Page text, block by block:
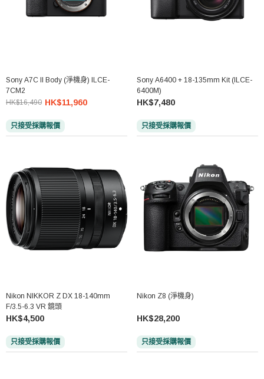
Sony A7C II Body (淨機身) ILCE-
7CM2
HK$16,490 HK$11,960
只接受採購報價
Sony A6400 + 18-135mm Kit (ILCE-
6400M)
HK$7,480
只接受採購報價
Nikon NIKKOR Z DX 18-140mm
F/3.5-6.3 VR 鏡頭
HK$4,500
只接受採購報價
Nikon Z8 (淨機身)
HK$28,200
只接受採購報價